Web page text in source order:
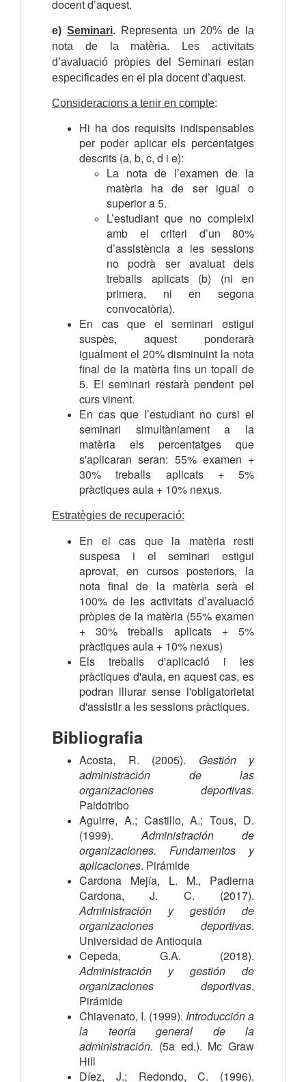
docent d’aquest.
e) Seminari. Representa un 20% de la
nota de la matèria. Les activitats
d’avaluació pròpies del Seminari estan
especificades en el pla docent d’aquest.
Consideracions a tenir en compte:
Hi ha dos requisits indispensables
per poder aplicar els percentatges
descrits (a, b, c, d i e):
La nota de l’examen de la
matèria ha de ser igual o
superior a 5.
L’estudiant que no compleixi
amb el criteri d’un 80%
d’assistència a les sessions
no podrà ser avaluat dels
treballs aplicats (b) (ni en
primera, ni en segona
convocatòria).
En cas que el seminari estigui
suspès, aquest ponderarà
igualment el 20% disminuint la nota
final de la matèria fins un topall de
5. El seminari restarà pendent pel
curs vinent.
En cas que l’estudiant no cursi el
seminari simultàniament a la
matèria els percentatges que
s'aplicaran seran: 55% examen +
30% treballs aplicats + 5%
pràctiques aula + 10% nexus.
Estratègies de recuperació:
En el cas que la matèria resti
suspesa i el seminari estigui
aprovat, en cursos posteriors, la
nota final de la matèria serà el
100% de les activitats d’avaluació
pròpies de la matèria (55% examen
+ 30% treballs aplicats + 5%
pràctiques aula + 10% nexus)
Els treballs d'aplicació i les
pràctiques d'aula, en aquest cas, es
podran lliurar sense l'obligatorietat
d'assistir a les sessions pràctiques.
Bibliografia
Acosta, R. (2005). Gestión y
administración de las
organizaciones deportivas.
Paidotribo
Aguirre, A.; Castillo, A.; Tous, D.
(1999). Administración de
organizaciones. Fundamentos y
aplicaciones. Pirámide
Cardona Mejía, L. M., Padierna
Administración y gestión de
organizaciones deportivas.
Universidad de Antioquia
Administración y gestión de
organizaciones deportivas.
Pirámide
Chiavenato, I. (1999). Introducción a
la teoría general de la
administración. (5a ed.). Mc Graw
Hill